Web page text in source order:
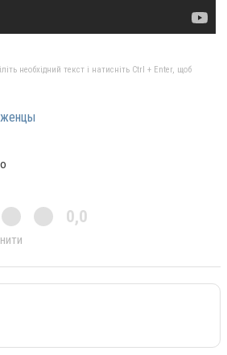
необхідний текст і натисніть Ctrl + Enter, щоб
0,0